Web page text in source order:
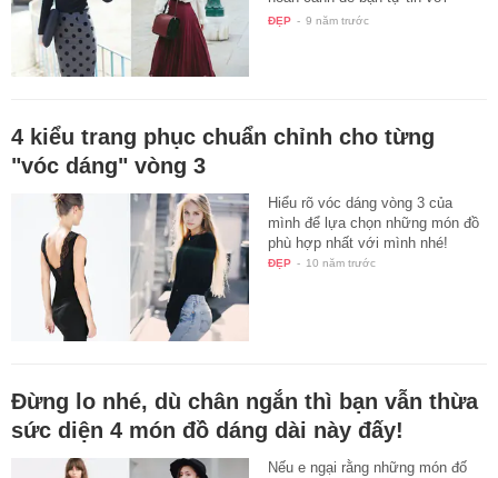
hình…
ĐẸP - 9 năm trước
4 kiểu trang phục chuẩn chỉnh cho từng
"vóc dáng" vòng 3
Hiểu rõ vóc dáng vòng 3 của
mình để lựa chọn những món đồ
phù hợp nhất với mình nhé!
ĐẸP - 10 năm trước
Đừng lo nhé, dù chân ngắn thì bạn vẫn thừa
sức diện 4 món đồ dáng dài này đấy!
Nếu e ngại rằng những món đố